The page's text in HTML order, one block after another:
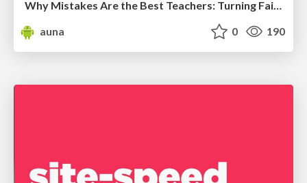
Why Mistakes Are the Best Teachers: Turning Failure into a Pathway for Growth
auna
0 190